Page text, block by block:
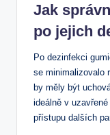
Jak
po jejich
Po dezinfekci
se minimalizovalo
by měly být
ideálně v
přístupu dalších